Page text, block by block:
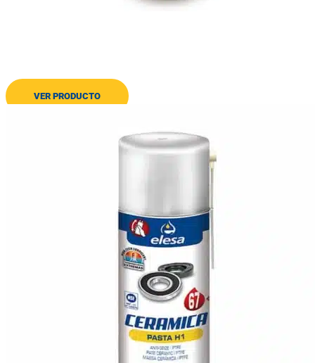
Antigripaje de aluminio
VER PRODUCTO